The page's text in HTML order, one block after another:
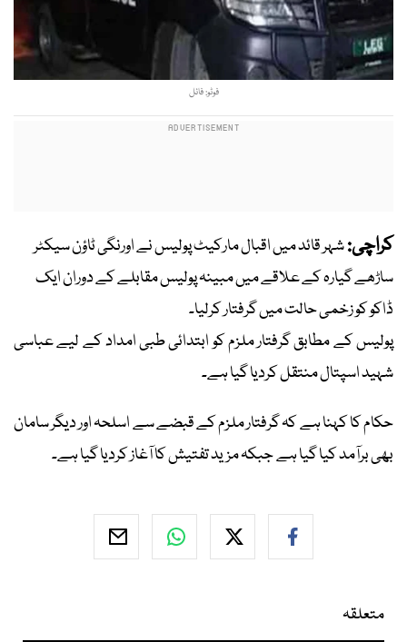
فوٹو: فائل
کراچی:شہر قائد میں اقبال مارکیٹ پولیس نے اورنگی ٹاؤن سیکٹر
ساڑھے گیارہ کے علاقے میں مبینہ پولیس مقابلے کے دوران ایک
ڈاکو کو زخمی حالت میں گرفتار کرلیا۔
پولیس کے مطابق گرفتار ملزم کو ابتدائی طبی امداد کے لیے عباسی
شہید اسپتال منتقل کردیا گیا ہے۔
حکام کا کہنا ہے کہ گرفتار ملزم کے قبضے سے اسلحہ اور دیگر سامان
بھی برآمد کیا گیا ہے جبکہ مزید تفتیش کا آغاز کردیا گیا ہے۔
متعلقہ